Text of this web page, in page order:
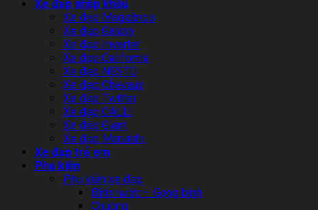
Xe đạp nhập khẩu
Xe đạp Magicbros
Xe đạp Galaxy
Xe đạp Inverter
Xe đạp California
Xe đạp NESTO
Xe đạp Chevaux
Xe đạp Twitter
Xe đạp CALLI
Xe đạp Giant
Xe đạp Maruishi
Xe đạp trẻ em
Phụ kiện
Phụ kiện xe đạp
Bình nước – Gọng bình
Chuông